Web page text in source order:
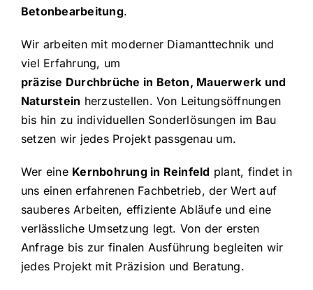
Betonbearbeitung.
Wir arbeiten mit moderner Diamanttechnik und
viel Erfahrung, um
präzise Durchbrüche in Beton, Mauerwerk und
Naturstein herzustellen. Von Leitungsöffnungen
bis hin zu individuellen Sonderlösungen im Bau
setzen wir jedes Projekt passgenau um.
Wer eine Kernbohrung in Reinfeld plant, findet in
uns einen erfahrenen Fachbetrieb, der Wert auf
sauberes Arbeiten, effiziente Abläufe und eine
verlässliche Umsetzung legt. Von der ersten
Anfrage bis zur finalen Ausführung begleiten wir
jedes Projekt mit Präzision und Beratung.